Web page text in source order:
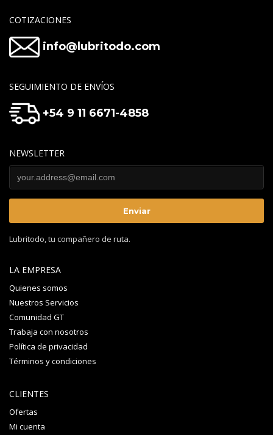
COTIZACIONES
info@lubritodo.com
SEGUIMIENTO DE ENVÍOS
+54 9 11 6671-4858
NEWSLETTER
Lubritodo, tu compañero de ruta.
LA EMPRESA
Quienes somos
Nuestros Servicios
Comunidad GT
Trabaja con nosotros
Política de privacidad
Términos y condiciones
CLIENTES
Ofertas
Mi cuenta